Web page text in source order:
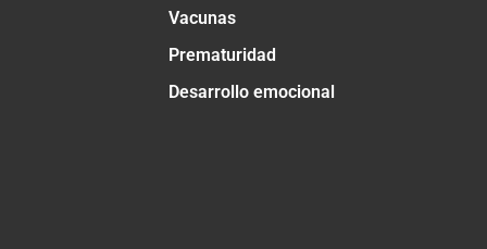
Vacunas
Prematuridad
Desarrollo emocional